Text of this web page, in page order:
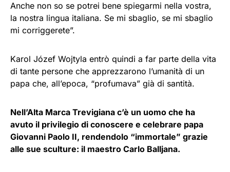
Anche non so se potrei bene spiegarmi nella vostra,
la nostra lingua italiana. Se mi sbaglio, se mi sbaglio
mi corriggerete”.
Karol Józef Wojtyla entrò quindi a far parte della vita
di tante persone che apprezzarono l’umanità di un
papa che, all’epoca, “profumava” già di santità.
Nell’Alta Marca Trevigiana c’è un uomo che ha
avuto il privilegio di conoscere e celebrare papa
Giovanni Paolo II, rendendolo “immortale” grazie
alle sue sculture: il maestro Carlo Balljana.